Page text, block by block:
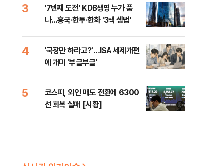
3
'7번째 도전' KDB생명 누가 품
나…흥국·한투·한화 '3색 셈법'
4
'국장만 하라고?'…ISA 세제개편
에 개미 '부글부글'
5
코스피, 외인 매도 전환에 6300
선 회복 실패 [시황]